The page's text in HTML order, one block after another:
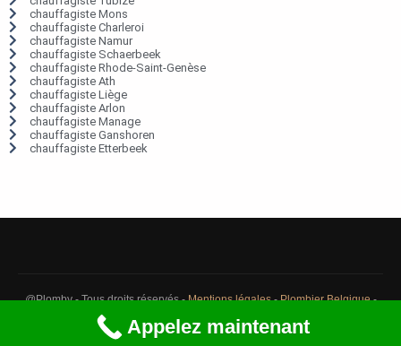
chauffagiste Mons
chauffagiste Charleroi
chauffagiste Namur
chauffagiste Schaerbeek
chauffagiste Rhode-Saint-Genèse
chauffagiste Ath
chauffagiste Liège
chauffagiste Arlon
chauffagiste Manage
chauffagiste Ganshoren
chauffagiste Etterbeek
@Plomby - Tous droits réservés -Mentions légales-Plombier Belgique-
Débouchage Belgique
Appelez maintenant